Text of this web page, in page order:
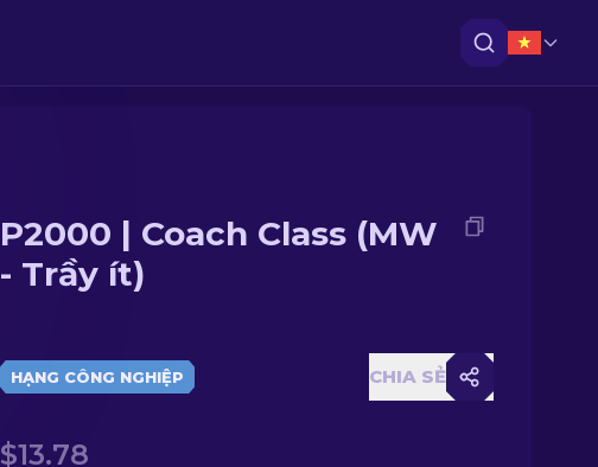
P2000 | Coach Class (MW
- Trầy ít)
HẠNG CÔNG NGHIỆP CHIA SẺ
$13.78